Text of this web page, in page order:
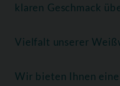
klaren Geschmack
Vielfalt unserer
Wir bieten Ihnen